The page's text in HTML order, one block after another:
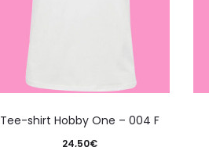
Tee-shirt Hobby One – 004 F
24,50€